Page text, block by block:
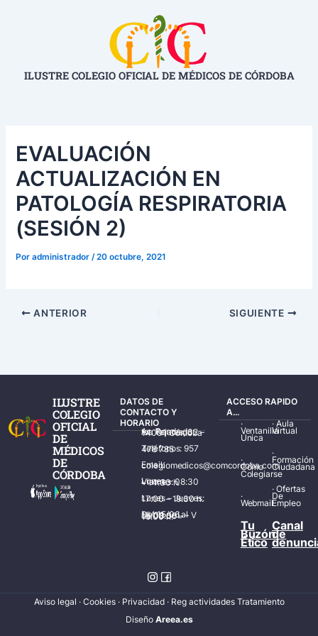
ILUSTRE COLEGIO OFICIAL DE MÉDICOS DE CÓRDOBA
EVALUACIÓN
ACTUALIZACIÓN EN
PATOLOGÍA RESPIRATORIA
(SESIÓN 2)
Poradministrador /20 octubre, 2021
ANTERIOR SIGUIENTE
ILUSTRE
COLEGIO
OFICIAL
DE
MÉDICOS
DE
CÓRDOBA
DATOS DE
CONTACTO Y
HORARIO
Av. Ronda de los Tejares, 32 – 14001 Córdoba
Teléfonos: 957 478 785
Email: colegiomedicos@comcordoba.com
Lunes – Viernes: 08:30 – 14:30 h.
Lunes – Jueves: 17:00 – 19:30 h.
Del 15/06 al 15/09 de L – V de 08:00 – 15:00 h.
ACCESO RAPIDO
A...
·
Ventanilla
Única
·
Cómo
Colegiarse
·
Webmail
·Aula
Virtual
·
Formación
Ciudadana
·Ofertas
De
Empleo
Tu
Buzón
Ético
Canal
de
Aviso legal · Cookies· Privacidad · Reg actividades Tratamiento
Diseño Areea.es